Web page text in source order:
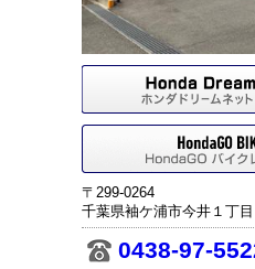
〒299-0264
千葉県袖ケ浦市今井１丁
0438-97-